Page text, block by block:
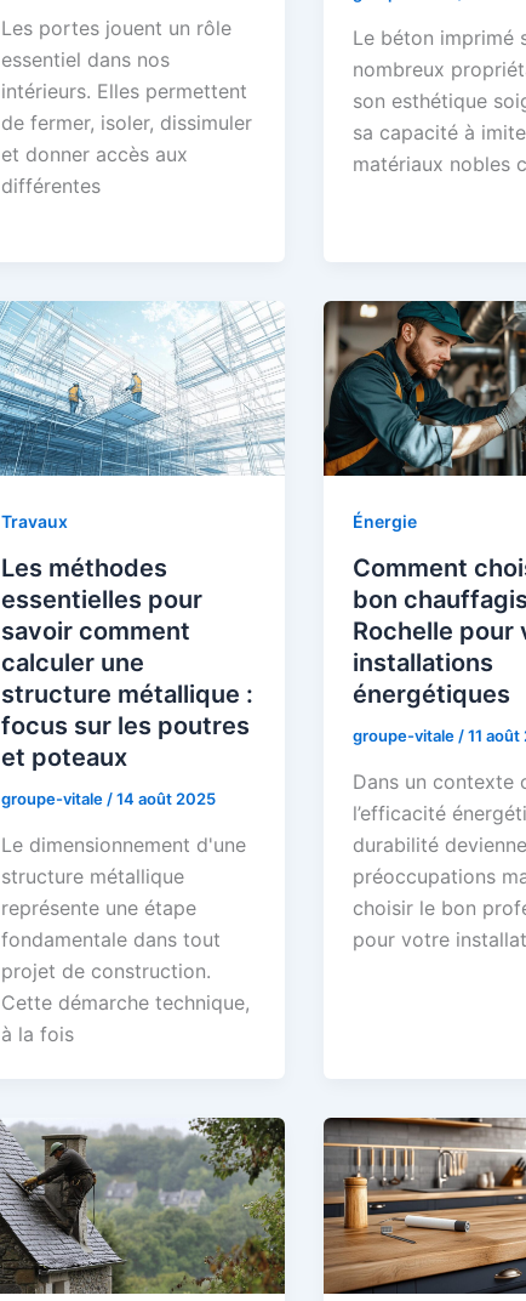
Les portes jouent un rôle
essentiel dans nos
intérieurs. Elles permettent
de fermer, isoler, dissimuler
et donner accès aux
différentes
Le béton imprimé
nombreux
son esthétique
sa capacité à
matériaux nobles
Travaux
Les méthodes
essentielles pour
savoir comment
calculer une
structure métallique :
focus sur les poutres
et poteaux
groupe-vitale/14 août 2025
Le dimensionnement d'une
structure métallique
représente une étape
fondamentale dans tout
projet de construction.
Cette démarche technique,
à la fois
Énergie
Comment
bon
Rochelle pour
installations
énergétiques
groupe-vitale/11
Dans un contexte
l’efficacité
durabilité
préoccupations
choisir le bon
pour votre